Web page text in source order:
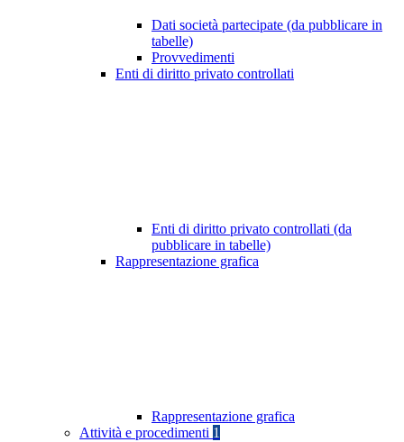
Dati società partecipate (da pubblicare in
tabelle)
Provvedimenti
Enti di diritto privato controllati
Enti di diritto privato controllati (da
pubblicare in tabelle)
Rappresentazione grafica
Rappresentazione grafica
Attività e procedimenti 1